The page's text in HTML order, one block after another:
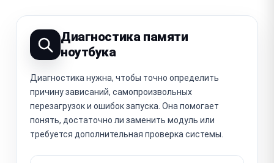
Диагностика памяти
ноутбука
Диагностика нужна, чтобы точно определить
причину зависаний, самопроизвольных
перезагрузок и ошибок запуска. Она помогает
понять, достаточно ли заменить модуль или
требуется дополнительная проверка системы.